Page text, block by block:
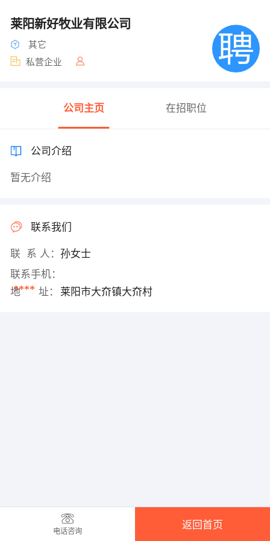
莱阳新好牧业有限公司
其它
私营企业
公司主页 在招职位
公司介绍
暂无介绍
联系我们
联 系 人： 孙女士
联系手机：
****
地 址： 莱阳市大夼镇大夼村
电话咨询
返回首页